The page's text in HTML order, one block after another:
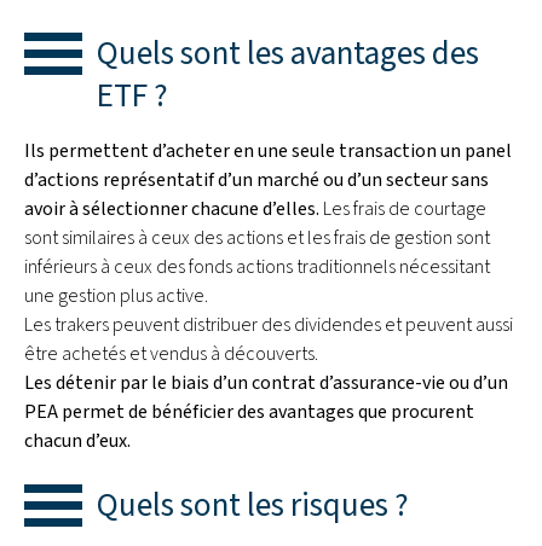
Quels sont les avantages des
ETF ?
Ils permettent d’acheter en une seule transaction un panel
d’actions représentatif d’un marché ou d’un secteur sans
avoir à sélectionner chacune d’elles. Les frais de courtage
sont similaires à ceux des actions et les frais de gestion sont
inférieurs à ceux des fonds actions traditionnels nécessitant
une gestion plus active.
Les trakers peuvent distribuer des dividendes et peuvent aussi
être achetés et vendus à découverts.
Les détenir par le biais d’un contrat d’assurance-vie ou d’un
PEA permet de bénéficier des avantages que procurent
chacun d’eux.
Quels sont les risques ?